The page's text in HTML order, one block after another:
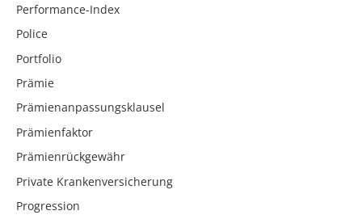
Performance-Index
Police
Portfolio
Prämie
Prämienanpassungsklausel
Prämienfaktor
Prämienrückgewähr
Private Krankenversicherung
Progression